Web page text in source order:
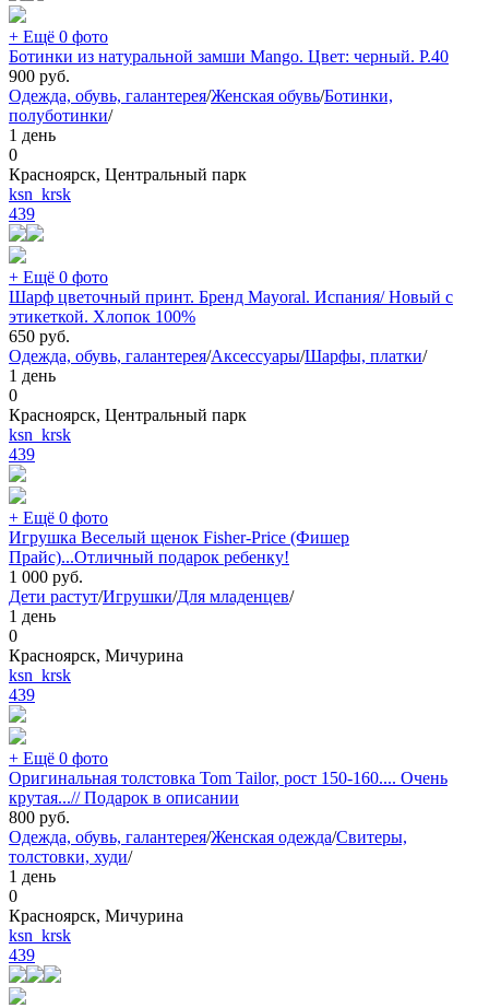
+ Ещё 0 фото
Ботинки из натуральной замши Mango. Цвет: черный. Р.40
900 руб.
Одежда, обувь, галантерея/Женская обувь/Ботинки,
полуботинки/
1 день
0
Красноярск, Центральный парк
ksn_krsk
439
+ Ещё 0 фото
Шарф цветочный принт. Бренд Mayoral. Испания/ Новый с
этикеткой. Хлопок 100%
650 руб.
Одежда, обувь, галантерея/Аксессуары/Шарфы, платки/
1 день
0
Красноярск, Центральный парк
ksn_krsk
439
+ Ещё 0 фото
Игрушка Веселый щенок Fisher-Price (Фишер
Прайс)...Отличный подарок ребенку!
1 000 руб.
Дети растут/Игрушки/Для младенцев/
1 день
0
Красноярск, Мичурина
ksn_krsk
439
+ Ещё 0 фото
Оригинальная толстовка Tom Tailor, рост 150-160.... Очень
крутая...// Подарок в описании
800 руб.
Одежда, обувь, галантерея/Женская одежда/Свитеры,
толстовки, худи/
1 день
0
Красноярск, Мичурина
ksn_krsk
439